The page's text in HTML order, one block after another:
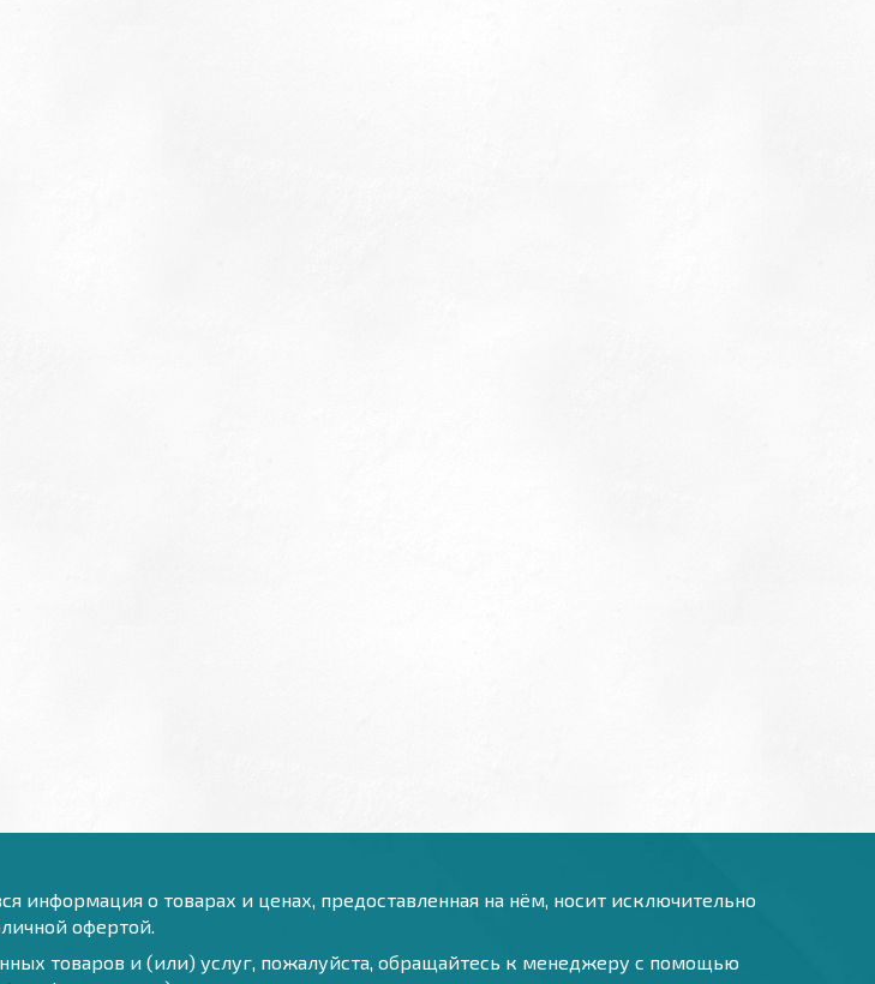
информация о товарах и ценах, предоставленная на нём, носит исключительно
офертой.
товаров и (или) услуг, пожалуйста, обращайтесь к менеджеру с помощью